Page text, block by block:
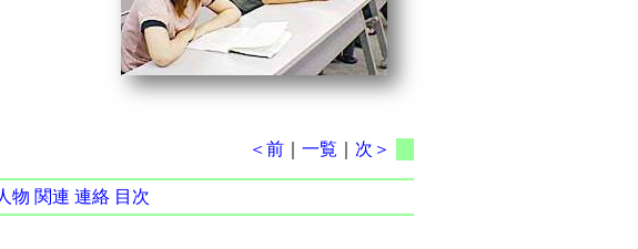
＜前 ｜一覧 次＞
物 関連 連絡 目次